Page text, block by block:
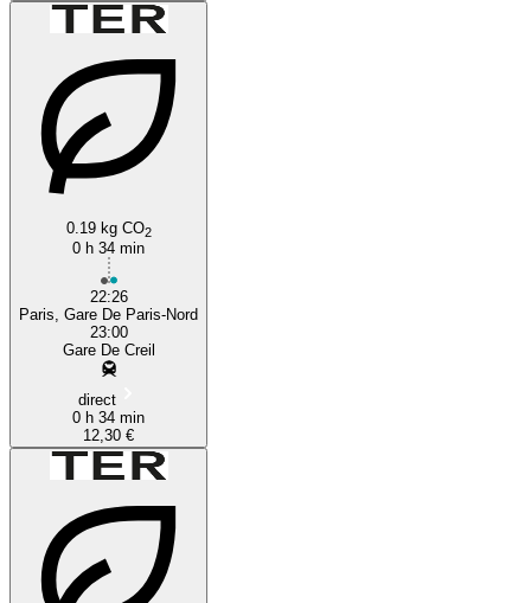
0.19 kg CO2
0 h 34 min
22:26
Paris, Gare De Paris-Nord
23:00
Gare De Creil
direct
0 h 34 min
12,30 €